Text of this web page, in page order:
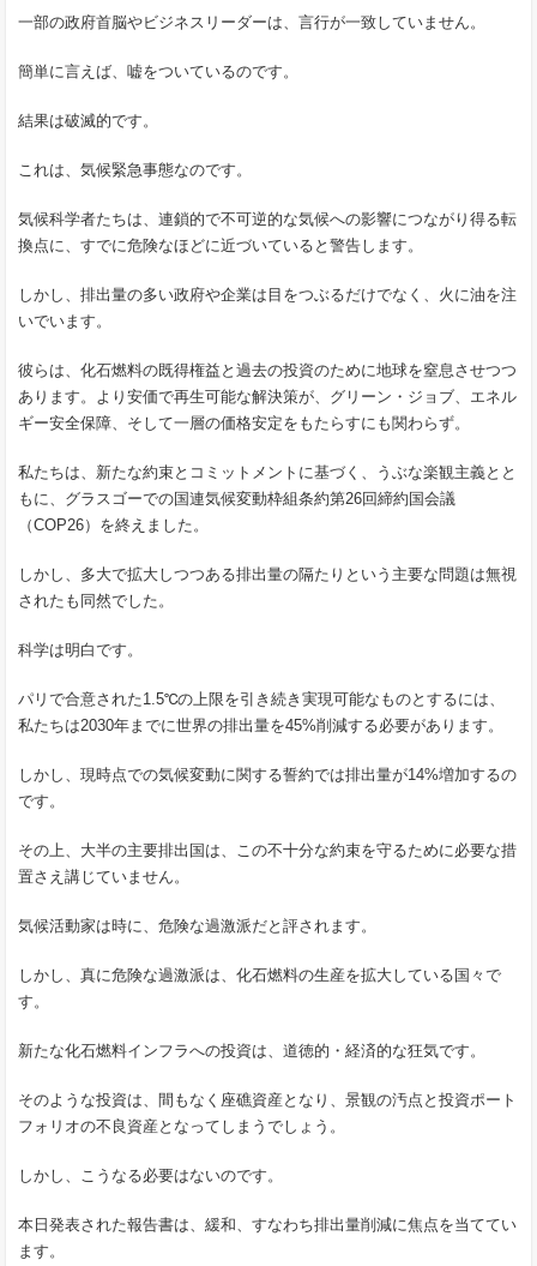
一部の政府首脳やビジネスリーダーは、言行が一致していません。
簡単に言えば、嘘をついているのです。
結果は破滅的です。
これは、気候緊急事態なのです。
気候科学者たちは、連鎖的で不可逆的な気候への影響につながり得る転
換点に、すでに危険なほどに近づいていると警告します。
しかし、排出量の多い政府や企業は目をつぶるだけでなく、火に油を注
いでいます。
彼らは、化石燃料の既得権益と過去の投資のために地球を窒息させつつ
あります。より安価で再生可能な解決策が、グリーン・ジョブ、エネル
ギー安全保障、そして一層の価格安定をもたらすにも関わらず。
私たちは、新たな約束とコミットメントに基づく、うぶな楽観主義とと
もに、グラスゴーでの国連気候変動枠組条約第26回締約国会議
（COP26）を終えました。
しかし、多大で拡大しつつある排出量の隔たりという主要な問題は無視
されたも同然でした。
科学は明白です。
パリで合意された1.5℃の上限を引き続き実現可能なものとするには、
私たちは2030年までに世界の排出量を45%削減する必要があります。
しかし、現時点での気候変動に関する誓約では排出量が14%増加するの
です。
その上、大半の主要排出国は、この不十分な約束を守るために必要な措
置さえ講じていません。
気候活動家は時に、危険な過激派だと評されます。
しかし、真に危険な過激派は、化石燃料の生産を拡大している国々で
す。
新たな化石燃料インフラへの投資は、道徳的・経済的な狂気です。
そのような投資は、間もなく座礁資産となり、景観の汚点と投資ポート
フォリオの不良資産となってしまうでしょう。
しかし、こうなる必要はないのです。
本日発表された報告書は、緩和、すなわち排出量削減に焦点を当ててい
ます。